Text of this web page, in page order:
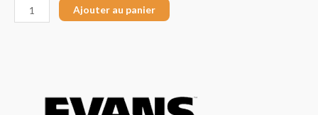
Ajouter au panier